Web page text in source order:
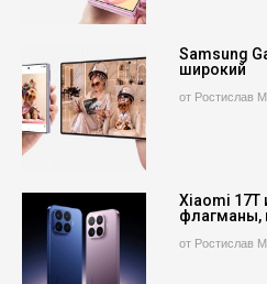
Samsung
широкий
от Ростислав
Xiaomi 17T
флагманы,
от Ростислав